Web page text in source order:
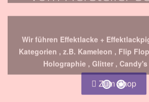
Holographie , Glitter , Candy's
Zum Shop